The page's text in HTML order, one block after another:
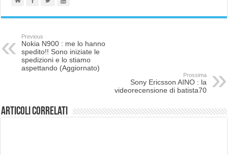
Previous
Nokia N900 : me lo hanno
spedito!! Sono iniziate le
spedizioni e lo stiamo
aspettando (Aggiornato)
Prossima
Sony Ericsson AINO : la
videorecensione di batista70
Articoli correlati